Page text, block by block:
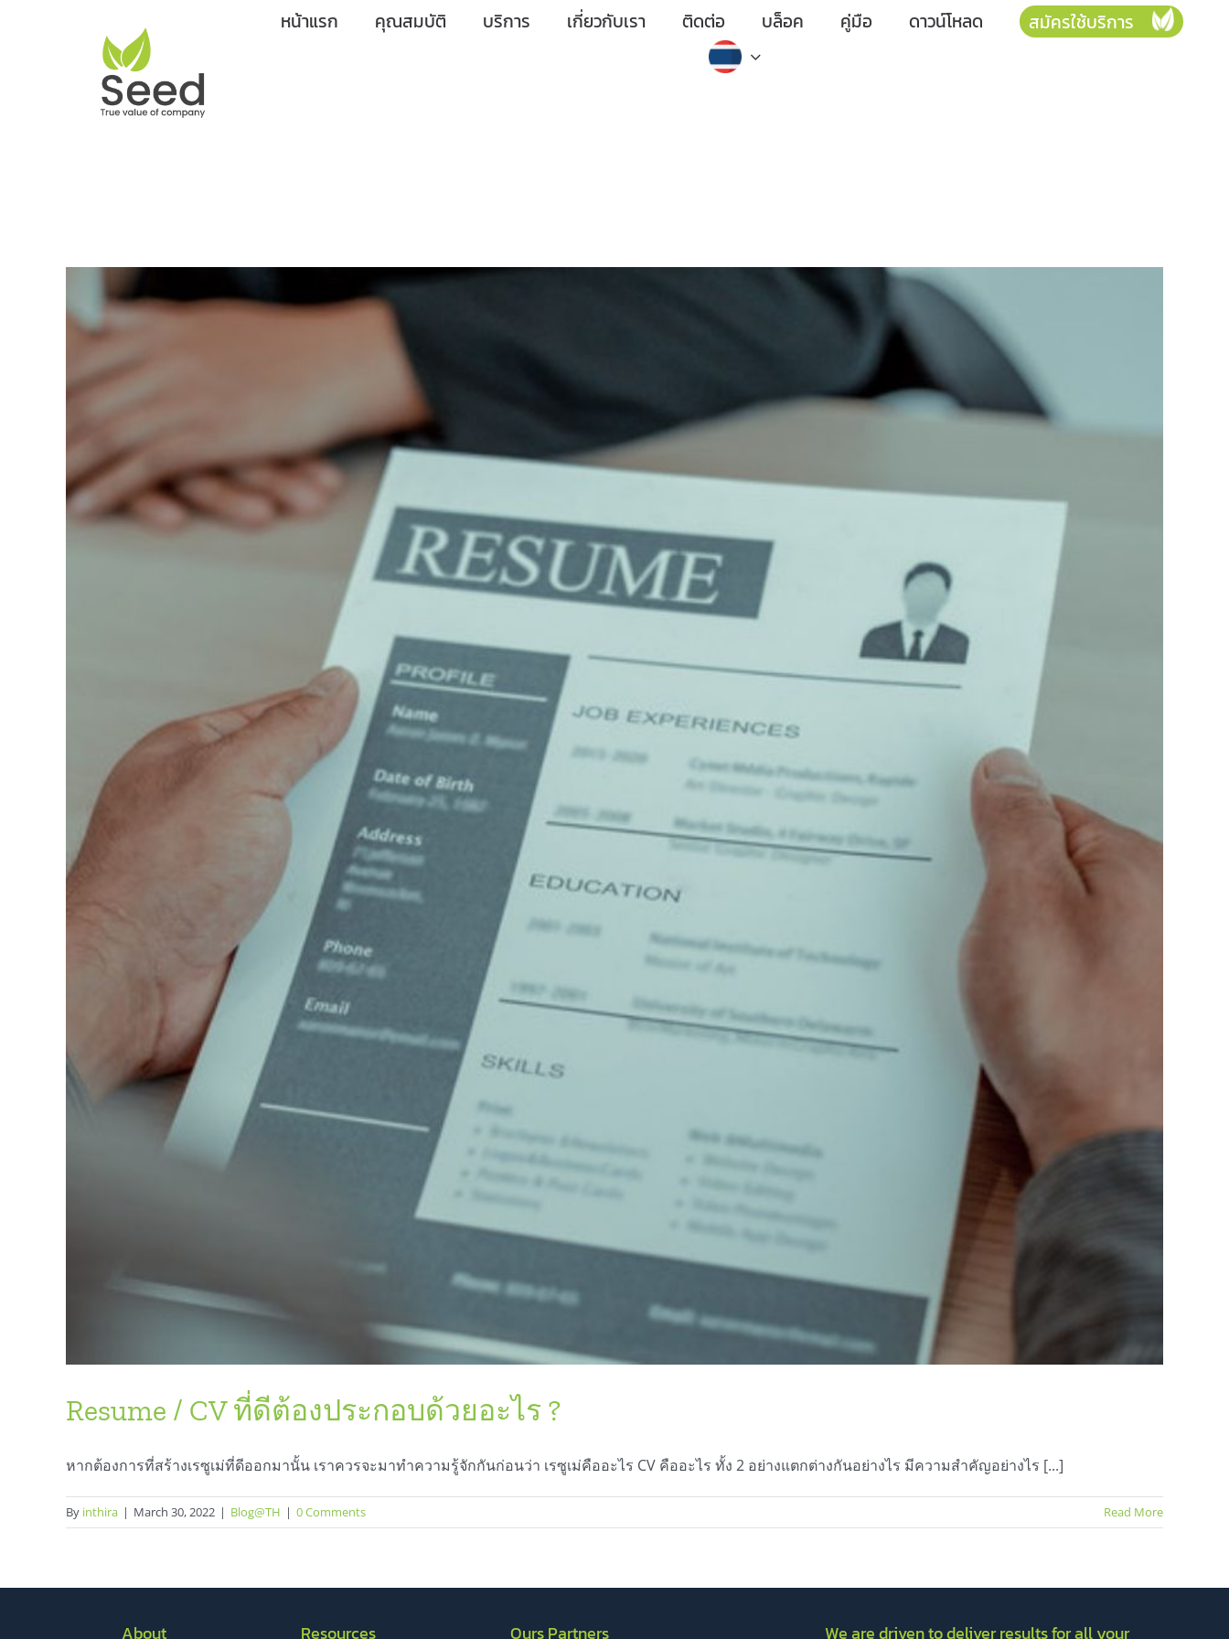
หน้าแรก คุณสมบัติ บริการ เกี่ยวกับเรา ติดต่อ บล็อค คู่มือ ดาวน์โหลด สมัครใช้บริการ
Resume / CV ที่ดีต้องประกอบด้วยอะไร ?
หากต้องการที่สร้างเรซูเม่ที่ดีออกมานั้น เราควรจะมาทำความรู้จักกันก่อนว่า เรซูเม่คืออะไร CV คืออะไร ทั้ง 2 อย่างแตกต่างกันอย่างไร มีความสำคัญอย่างไร [...]
By inthira | March 30, 2022 | Blog@TH | 0 Comments Read More
About Resources Ours Partners We are driven to deliver results for all your